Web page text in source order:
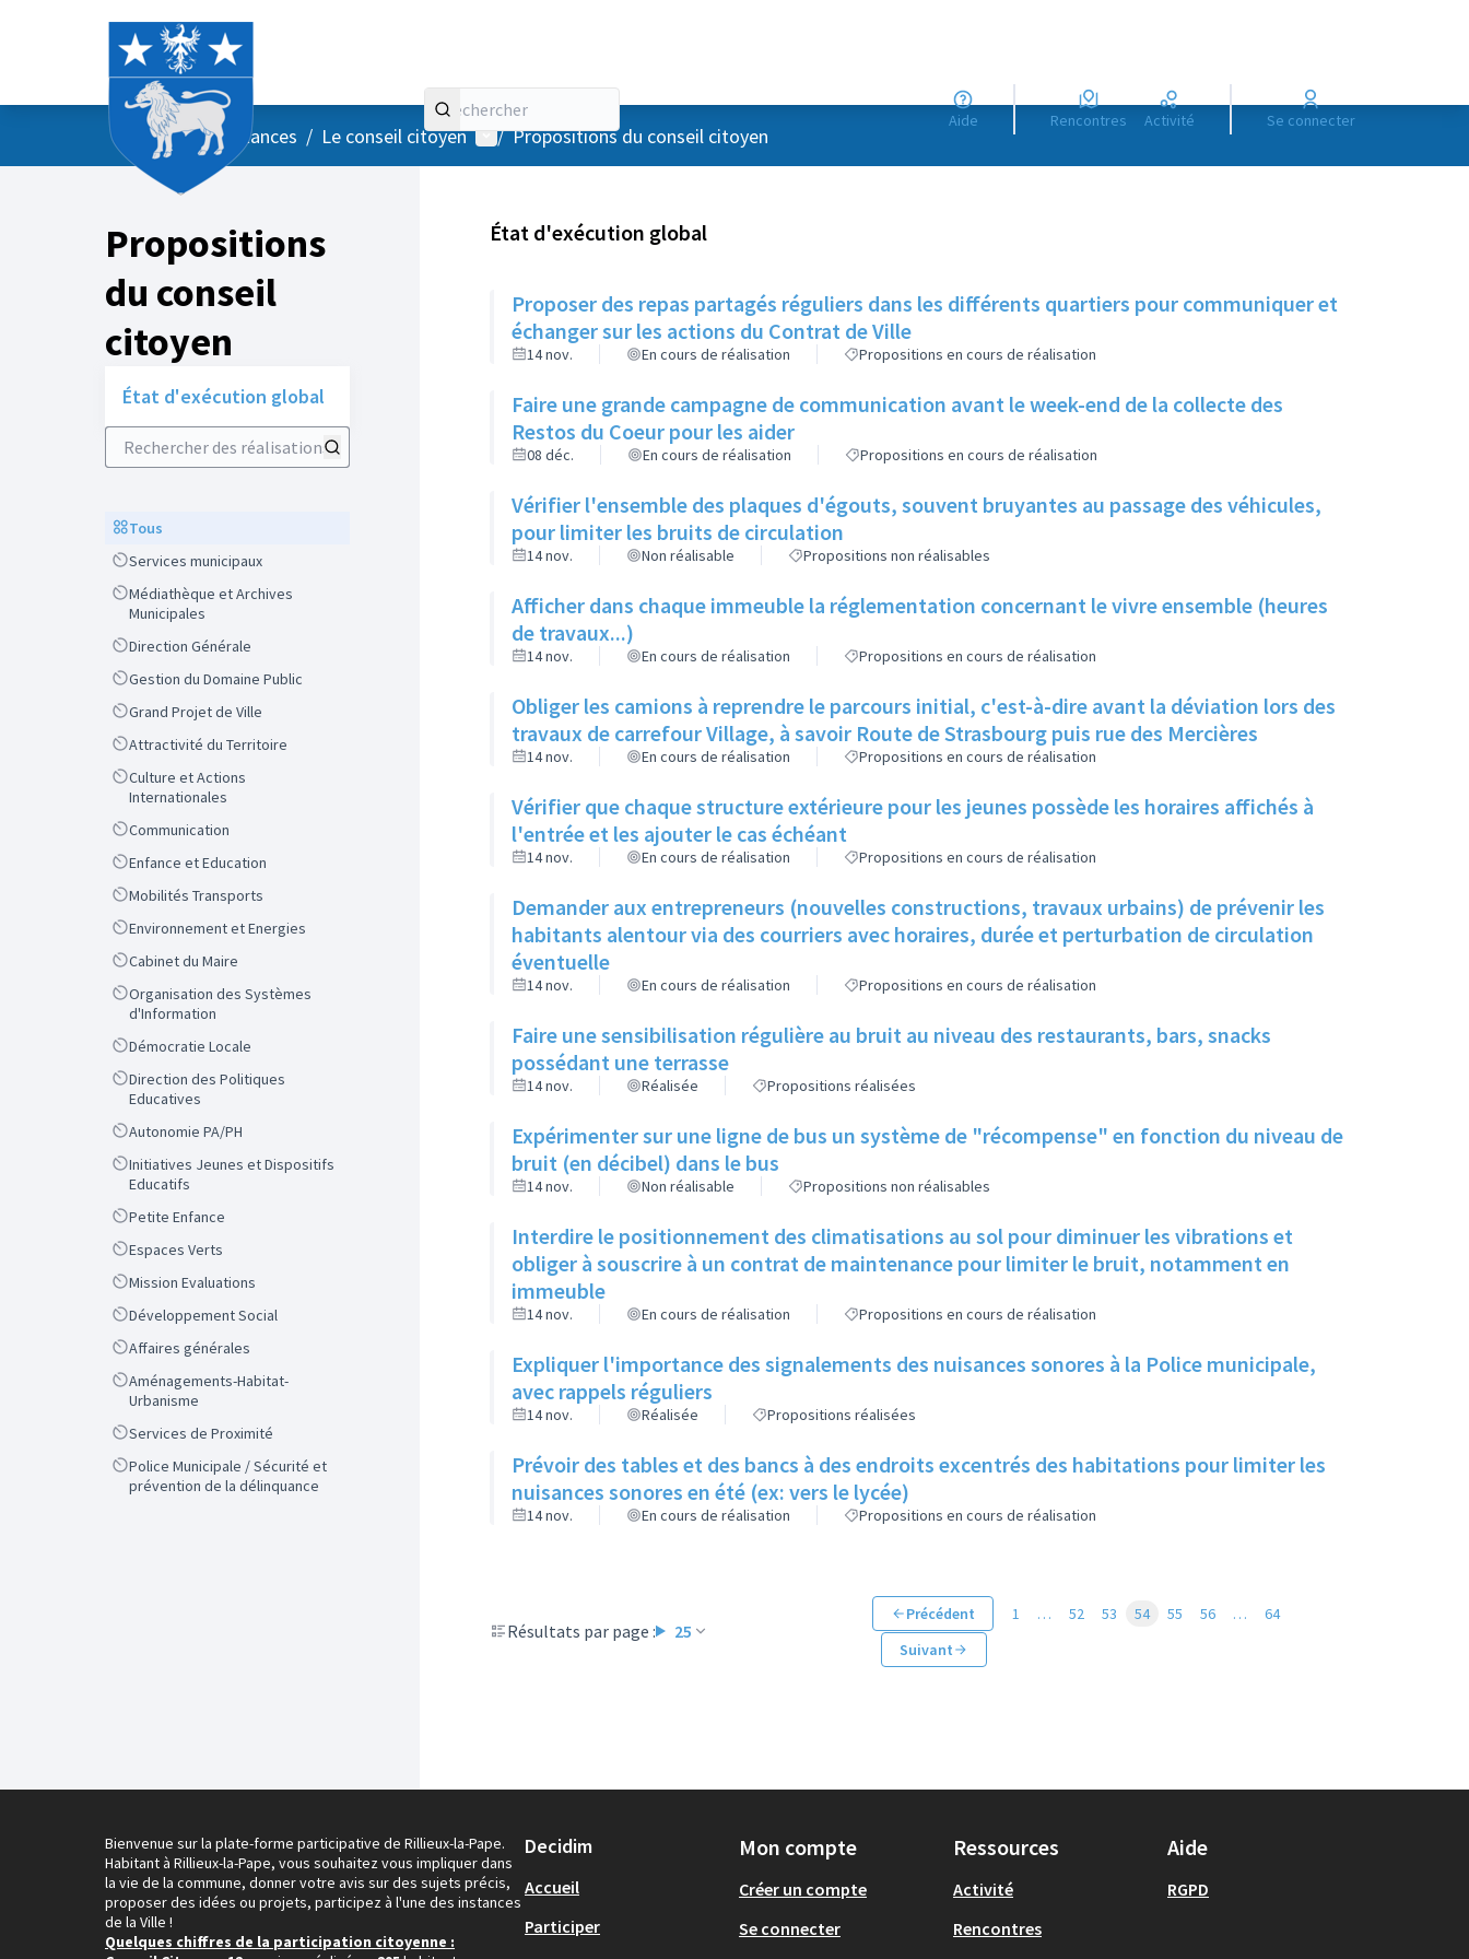
Aide Rencontres Activité Se connecter
AccueilMenu principal
/ Vos instances / Le conseil citoyen Menu utilisateur
/ Propositions du conseil citoyen
Propositions
du conseil
citoyen
État d'exécution global
Rechercher des réalisations
ScopeTous
ScopeServices municipaux
Scope
Médiathèque et Archives
Municipales
ScopeDirection Générale
ScopeGestion du Domaine Public
ScopeGrand Projet de Ville
ScopeAttractivité du Territoire
Scope
Culture et Actions
Internationales
ScopeCommunication
ScopeEnfance et Education
ScopeMobilités Transports
ScopeEnvironnement et Energies
ScopeCabinet du Maire
Scope
Organisation des Systèmes
d'Information
ScopeDémocratie Locale
Scope
Direction des Politiques
Educatives
ScopeAutonomie PA/PH
Scope
Initiatives Jeunes et Dispositifs
Educatifs
ScopePetite Enfance
ScopeEspaces Verts
ScopeMission Evaluations
ScopeDéveloppement Social
ScopeAffaires générales
Scope
Aménagements-Habitat-
Urbanisme
ScopeServices de Proximité
Scope
Police Municipale / Sécurité et
prévention de la délinquance
État d'exécution global
Proposer des repas partagés réguliers dans les différents quartiers pour communiquer et
échanger sur les actions du Contrat de Ville
14 nov. En cours de réalisation Propositions en cours de réalisation
Faire une grande campagne de communication avant le week-end de la collecte des
Restos du Coeur pour les aider
08 déc. En cours de réalisation Propositions en cours de réalisation
Vérifier l'ensemble des plaques d'égouts, souvent bruyantes au passage des véhicules,
pour limiter les bruits de circulation
14 nov. Non réalisable Propositions non réalisables
Afficher dans chaque immeuble la réglementation concernant le vivre ensemble (heures
de travaux...)
14 nov. En cours de réalisation Propositions en cours de réalisation
Obliger les camions à reprendre le parcours initial, c'est-à-dire avant la déviation lors des
travaux de carrefour Village, à savoir Route de Strasbourg puis rue des Mercières
14 nov. En cours de réalisation Propositions en cours de réalisation
Vérifier que chaque structure extérieure pour les jeunes possède les horaires affichés à
l'entrée et les ajouter le cas échéant
14 nov. En cours de réalisation Propositions en cours de réalisation
Demander aux entrepreneurs (nouvelles constructions, travaux urbains) de prévenir les
habitants alentour via des courriers avec horaires, durée et perturbation de circulation
éventuelle
14 nov. En cours de réalisation Propositions en cours de réalisation
Faire une sensibilisation régulière au bruit au niveau des restaurants, bars, snacks
possédant une terrasse
14 nov. Réalisée Propositions réalisées
Expérimenter sur une ligne de bus un système de "récompense" en fonction du niveau de
bruit (en décibel) dans le bus
14 nov. Non réalisable Propositions non réalisables
Interdire le positionnement des climatisations au sol pour diminuer les vibrations et
obliger à souscrire à un contrat de maintenance pour limiter le bruit, notamment en
immeuble
14 nov. En cours de réalisation Propositions en cours de réalisation
Expliquer l'importance des signalements des nuisances sonores à la Police municipale,
avec rappels réguliers
14 nov. Réalisée Propositions réalisées
Prévoir des tables et des bancs à des endroits excentrés des habitations pour limiter les
nuisances sonores en été (ex: vers le lycée)
14 nov. En cours de réalisation Propositions en cours de réalisation
Résultats par page : 25
Précédent 1 … 52 53 54 55 56 …
64
Suivant
Bienvenue sur la plate-forme participative de Rillieux-la-Pape.
Habitant à Rillieux-la-Pape, vous souhaitez vous impliquer dans
la vie de la commune, donner votre avis sur des sujets précis,
proposer des idées ou projets, participez à l'une des instances
de la Ville !
Quelques chiffres de la participation citoyenne :
Decidim
Accueil
Participer
Mon compte
Créer un compte
Se connecter
Ressources
Activité
Rencontres
Aide
RGPD